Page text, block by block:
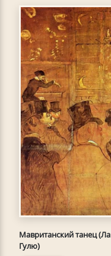
Мавританский танец (Ла
Гулю)